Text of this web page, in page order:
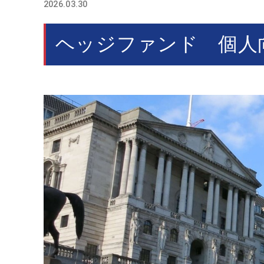
2026.03.30
ヘッジファンド 個人